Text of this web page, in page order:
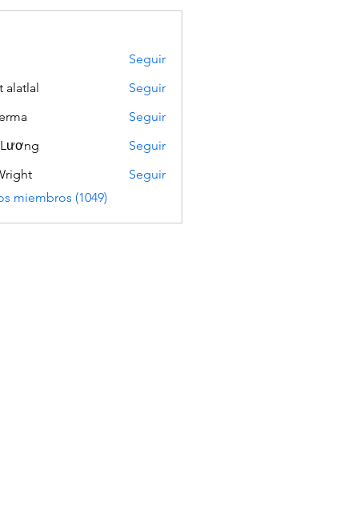
Seguir
alatlal
Seguir
Seguir
Seguir
Seguir
miembros (1049)